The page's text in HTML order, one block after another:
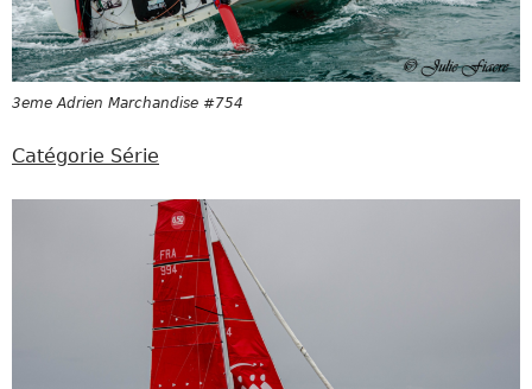
3eme Adrien Marchandise #754
Catégorie Série